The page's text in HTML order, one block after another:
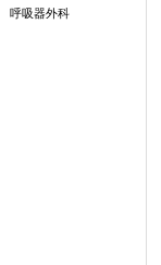
呼吸器外科